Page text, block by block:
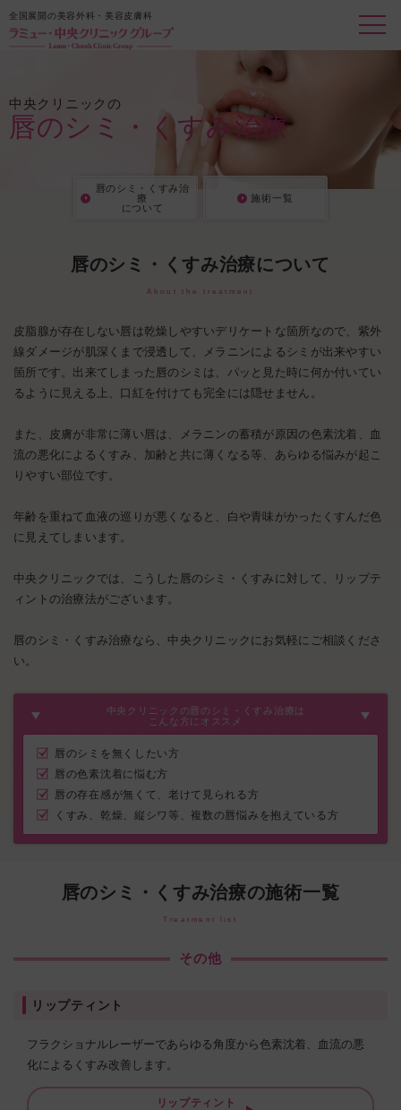
全国展開の美容外科・美容皮膚科
中央クリニックの
唇のシミ・くすみ治療
唇のシミ・くすみ治
療
について
施術一覧
唇のシミ・くすみ治療について
About the treatment
皮脂腺が存在しない唇は乾燥しやすいデリケートな箇所なので、紫外
線ダメージが肌深くまで浸透して、メラニンによるシミが出来やすい
箇所です。出来てしまった唇のシミは、パッと見た時に何か付いてい
るように見える上、口紅を付けても完全には隠せません。
また、皮膚が非常に薄い唇は、メラニンの蓄積が原因の色素沈着、血
流の悪化によるくすみ、加齢と共に薄くなる等、あらゆる悩みが起こ
りやすい部位です。
年齢を重ねて血液の巡りが悪くなると、白や青味がかったくすんだ色
に見えてしまいます。
中央クリニックでは、こうした唇のシミ・くすみに対して、リップテ
ィントの治療法がございます。
唇のシミ・くすみ治療なら、中央クリニックにお気軽にご相談くださ
い。
中央クリニックの唇のシミ・くすみ治療は
こんな方にオススメ
唇のシミを無くしたい方
唇の色素沈着に悩む方
唇の存在感が無くて、老けて見られる方
くすみ、乾燥、縦シワ等、複数の唇悩みを抱えている方
唇のシミ・くすみ治療の施術一覧
Treatment list
その他
リップティント
フラクショナルレーザーであらゆる角度から色素沈着、血流の悪
化によるくすみ改善します。
リップティント